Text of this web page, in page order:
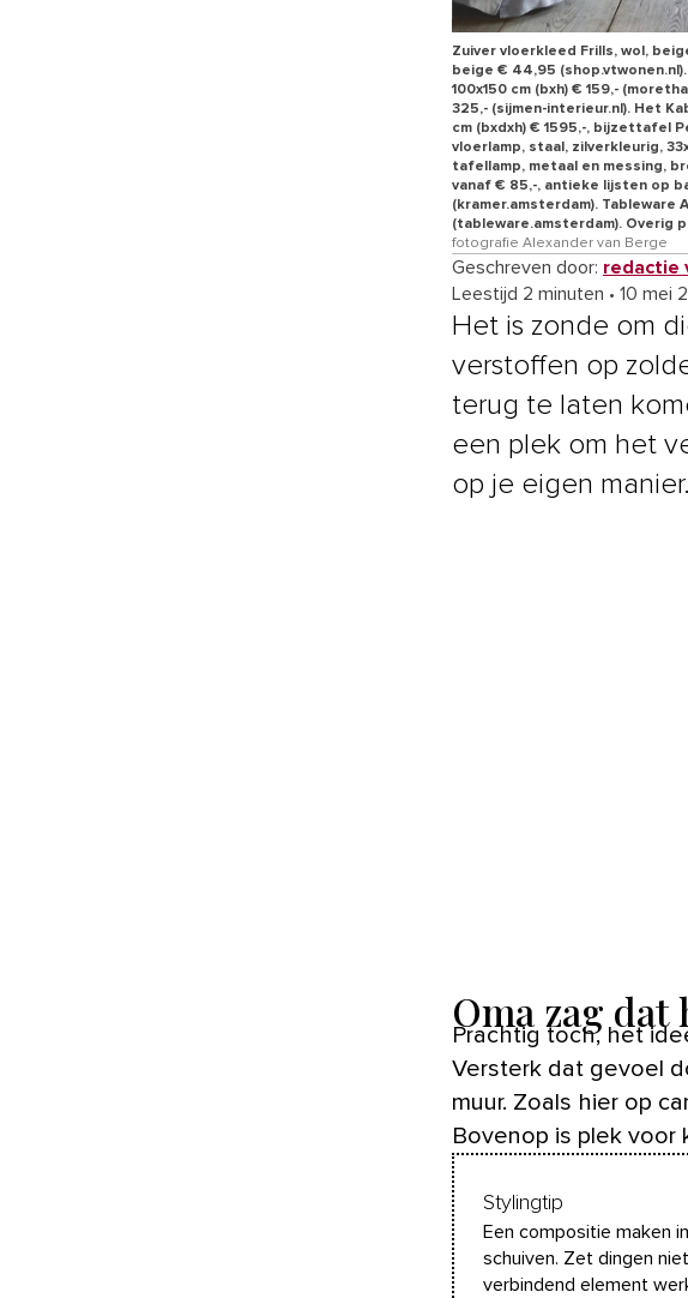
Zuiver vloerkleed Frills, wol,
beige € 44,95
100x150 cm (bxh) € 159,-
325,- (sijmen-interieur.nl). Het
cm (bxdxh) € 1595,-, bijzettafel
vloerlamp, staal, zilverkleurig,
tafellamp, metaal en messing,
vanaf € 85,-, antieke lijsten op
(kramer.amsterdam).
(tableware.amsterdam). Overig
fotografie Alexander van Berge
Geschreven door: redactie
Leestijd 2 minuten • 10 mei
Het is zonde om
verstoffen op
terug te laten
een plek om het
op je eigen manier.
Oma zag dat
Prachtig toch, het idee dat oma misschien van bovenaf meekijkt?
Versterk dat gevoel
muur. Zoals hier op
Bovenop is plek voor
Stylingtip
Een compositie maken
schuiven. Zet dingen
verbindend element